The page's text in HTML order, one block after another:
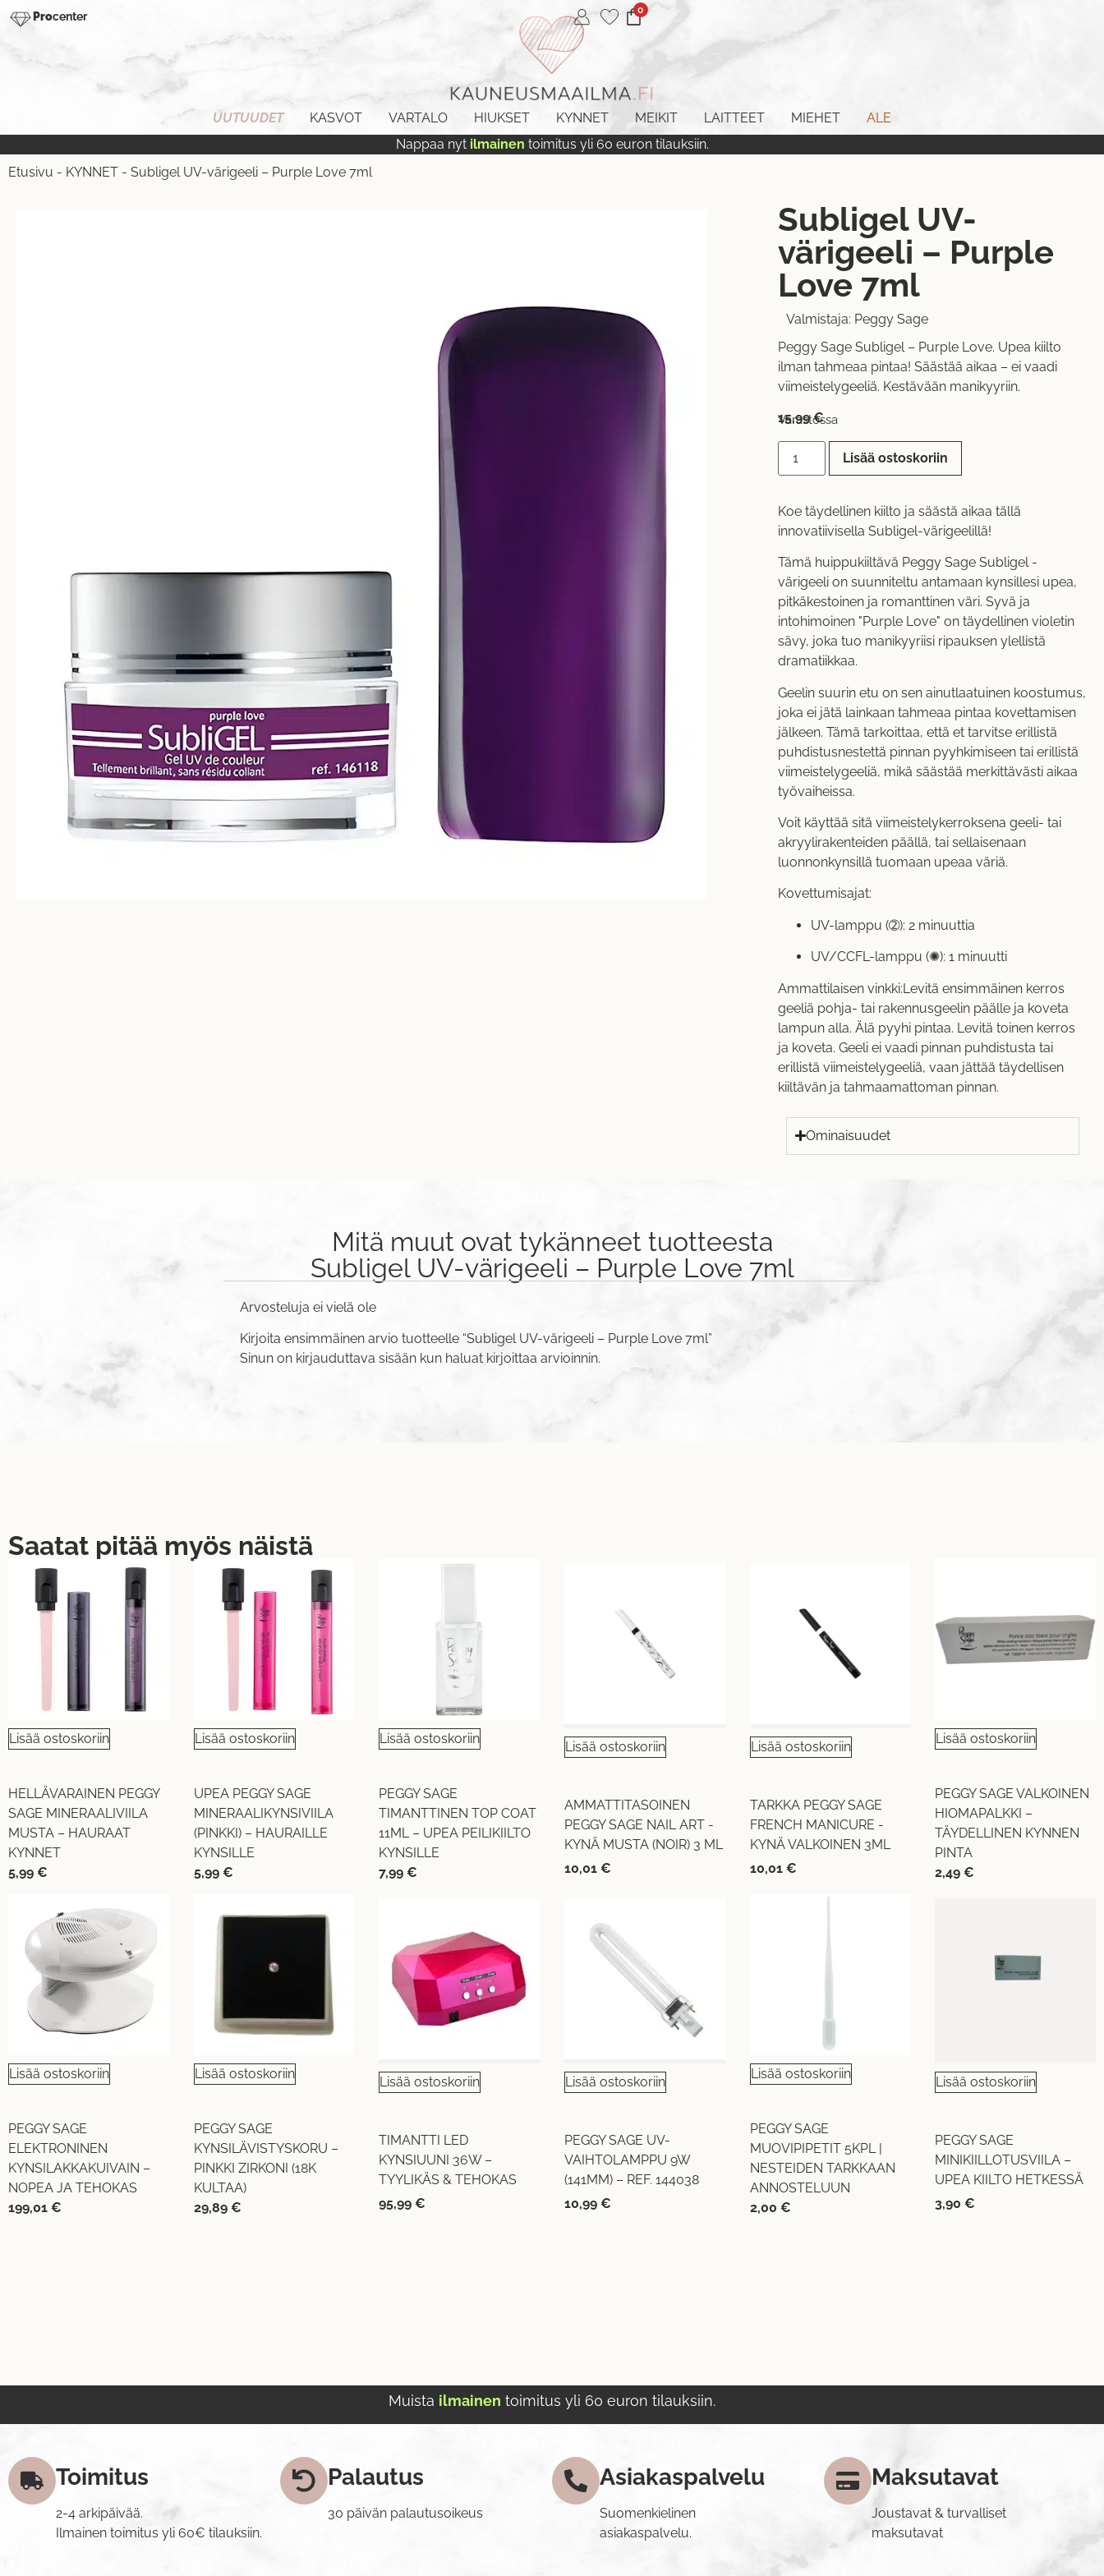
Procenter 0
UUTUUDET KASVOT VARTALO HIUKSET KYNNET MEIKIT LAITTEET MIEHET
ALE
Nappaa nyt ilmainen toimitus yli 60 euron tilauksiin.
Etusivu - KYNNET - Subligel UV-värigeeli – Purple Love 7ml
Subligel UV-
värigeeli – Purple
Love 7ml
Valmistaja: Peggy Sage
Peggy Sage Subligel – Purple Love. Upea kiilto
ilman tahmeaa pintaa! Säästää aikaa – ei vaadi
viimeistelygeeliä. Kestävään manikyyriin.
15,99€
Varastossa
Lisää ostoskoriin
Koe täydellinen kiilto ja säästä aikaa tällä
innovatiivisella Subligel-värigeelillä!
Tämä huippukiiltävä Peggy Sage Subligel -
värigeeli on suunniteltu antamaan kynsillesi upea,
pitkäkestoinen ja romanttinen väri. Syvä ja
intohimoinen "Purple Love" on täydellinen violetin
sävy, joka tuo manikyyriisi ripauksen ylellistä
dramatiikkaa.
Geelin suurin etu on sen ainutlaatuinen koostumus,
joka ei jätä lainkaan tahmeaa pintaa kovettamisen
jälkeen. Tämä tarkoittaa, että et tarvitse erillistä
puhdistusnestettä pinnan pyyhkimiseen tai erillistä
viimeistelygeeliä, mikä säästää merkittävästi aikaa
työvaiheissa.
Voit käyttää sitä viimeistelykerroksena geeli- tai
akryylirakenteiden päällä, tai sellaisenaan
luonnonkynsillä tuomaan upeaa väriä.
Kovettumisajat:
UV-lamppu (➁): 2 minuuttia
UV/CCFL-lamppu (✺): 1 minuutti
Ammattilaisen vinkki:Levitä ensimmäinen kerros
geeliä pohja- tai rakennusgeelin päälle ja koveta
lampun alla. Älä pyyhi pintaa. Levitä toinen kerros
ja koveta. Geeli ei vaadi pinnan puhdistusta tai
erillistä viimeistelygeeliä, vaan jättää täydellisen
kiiltävän ja tahmaamattoman pinnan.
Ominaisuudet
Mitä muut ovat tykänneet tuotteesta
Subligel UV-värigeeli – Purple Love 7ml
Arvosteluja ei vielä ole
Kirjoita ensimmäinen arvio tuotteelle “Subligel UV-värigeeli – Purple Love 7ml”
Sinun on kirjauduttava sisään kun haluat kirjoittaa arvioinnin.
Saatat pitää myös näistä
Lisää ostoskoriin
HELLÄVARAINEN PEGGY
SAGE MINERAALIVIILA
MUSTA – HAURAAT
KYNNET
5,99 €
Lisää ostoskoriin
UPEA PEGGY SAGE
MINERAALIKYNSIVIILA
(PINKKI) – HAURAILLE
KYNSILLE
5,99 €
Lisää ostoskoriin
PEGGY SAGE
TIMANTTINEN TOP COAT
11ML – UPEA PEILIKIILTO
KYNSILLE
7,99€
Lisää ostoskoriin
AMMATTITASOINEN
PEGGY SAGE NAIL ART -
KYNÄ MUSTA (NOIR) 3 ML
10,01 €
Lisää ostoskoriin
TARKKA PEGGY SAGE
FRENCH MANICURE -
KYNÄ VALKOINEN 3ML
10,01 €
Lisää ostoskoriin
PEGGY SAGE VALKOINEN
HIOMAPALKKI –
TÄYDELLINEN KYNNEN
PINTA
2,49€
Lisää ostoskoriin
PEGGY SAGE
ELEKTRONINEN
KYNSILAKKAKUIVAIN –
NOPEA JA TEHOKAS
199,01 €
Lisää ostoskoriin
PEGGY SAGE
KYNSILÄVISTYSKORU –
PINKKI ZIRKONI (18K
KULTAA)
29,89 €
Lisää ostoskoriin
TIMANTTI LED
KYNSIUUNI 36W –
TYYLIKÄS & TEHOKAS
95,99€
Lisää ostoskoriin
PEGGY SAGE UV-
VAIHTOLAMPPU 9W
(141MM) – REF. 144038
10,99 €
Lisää ostoskoriin
PEGGY SAGE
MUOVIPIPETIT 5KPL |
NESTEIDEN TARKKAAN
ANNOSTELUUN
2,00 €
Lisää ostoskoriin
PEGGY SAGE
MINIKIILLOTUSVIILA –
UPEA KIILTO HETKESSÄ
3,90€
Muista ilmainen toimitus yli 60 euron tilauksiin.
Toimitus
2-4 arkipäivää.
Ilmainen toimitus yli 60€ tilauksiin.
Palautus
30 päivän palautusoikeus
Asiakaspalvelu
Suomenkielinen
asiakaspalvelu.
Maksutavat
Joustavat & turvalliset
maksutavat